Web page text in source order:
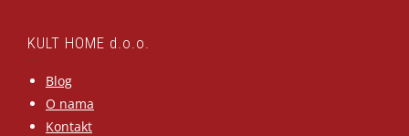
KULT HOME d.o.o.
Blog
O nama
Kontakt